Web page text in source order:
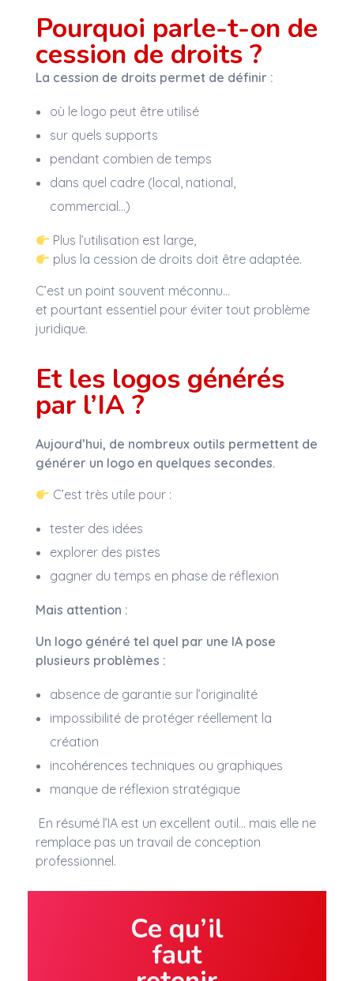
Pourquoi parle-t-on de
cession de droits ?
La cession de droits permet de définir :
où le logo peut être utilisé
sur quels supports
pendant combien de temps
dans quel cadre (local, national,
commercial…)
Plus l’utilisation est large,
plus la cession de droits doit être adaptée.
C’est un point souvent méconnu…
et pourtant essentiel pour éviter tout problème
juridique.
Et les logos générés
par l’IA ?
Aujourd’hui, de nombreux outils permettent de
générer un logo en quelques secondes.
C’est très utile pour :
tester des idées
explorer des pistes
gagner du temps en phase de réflexion
Mais attention :
Un logo généré tel quel par une IA pose
plusieurs problèmes :
absence de garantie sur l’originalité
impossibilité de protéger réellement la
création
incohérences techniques ou graphiques
manque de réflexion stratégique
En résumé l’IA est un excellent outil… mais elle ne
remplace pas un travail de conception
professionnel.
Ce qu’il
faut